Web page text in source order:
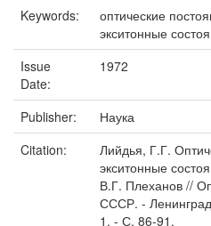
Keywords:
оптические
экситонные
Issue
Date:
1972
Publisher:
Наука
Citation:
Лийдья, Г.Г.
экситонные
В.Г. Плеханов //
СССР. -
1. - С. 86-91.